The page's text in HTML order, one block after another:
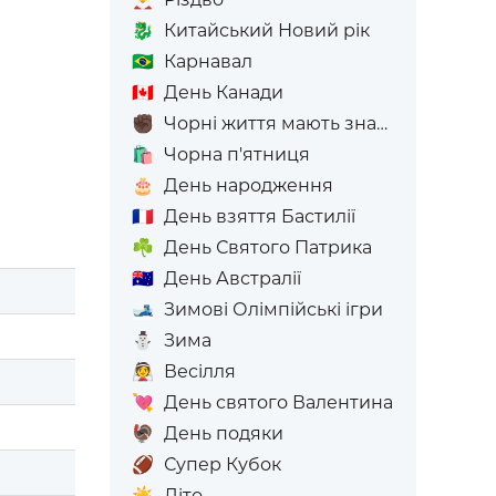
🐉
Китайський Новий рік
🇧🇷 Карнавал
🇨🇦 День Канади
✊🏿 Чорні життя мають значення
🛍️
Чорна п'ятниця
🎂
День народження
🇫🇷 День взяття Бастилії
☘️ День Святого Патрика
🇦🇺 День Австралії
🎿 Зимові Олімпійські ігри
⛄
Зима
👰 Весілля
💘 День святого Валентина
🦃 День подяки
🏈 Супер Кубок